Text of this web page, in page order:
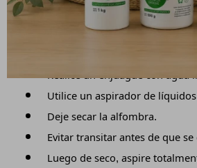
Limpieza con maquina (escoba rotativa):
Diluir en agua,
Aplique sobre la alfombra la
Realice un enjuague con
Utilice un aspirador de
Deje secar la alfombra.
Evitar transitar antes de que
Luego de seco, aspire